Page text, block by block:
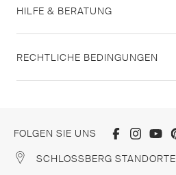
HILFE & BERATUNG
RECHTLICHE BEDINGUNGEN
FOLGEN SIE UNS
SCHLOSSBERG STANDORTE